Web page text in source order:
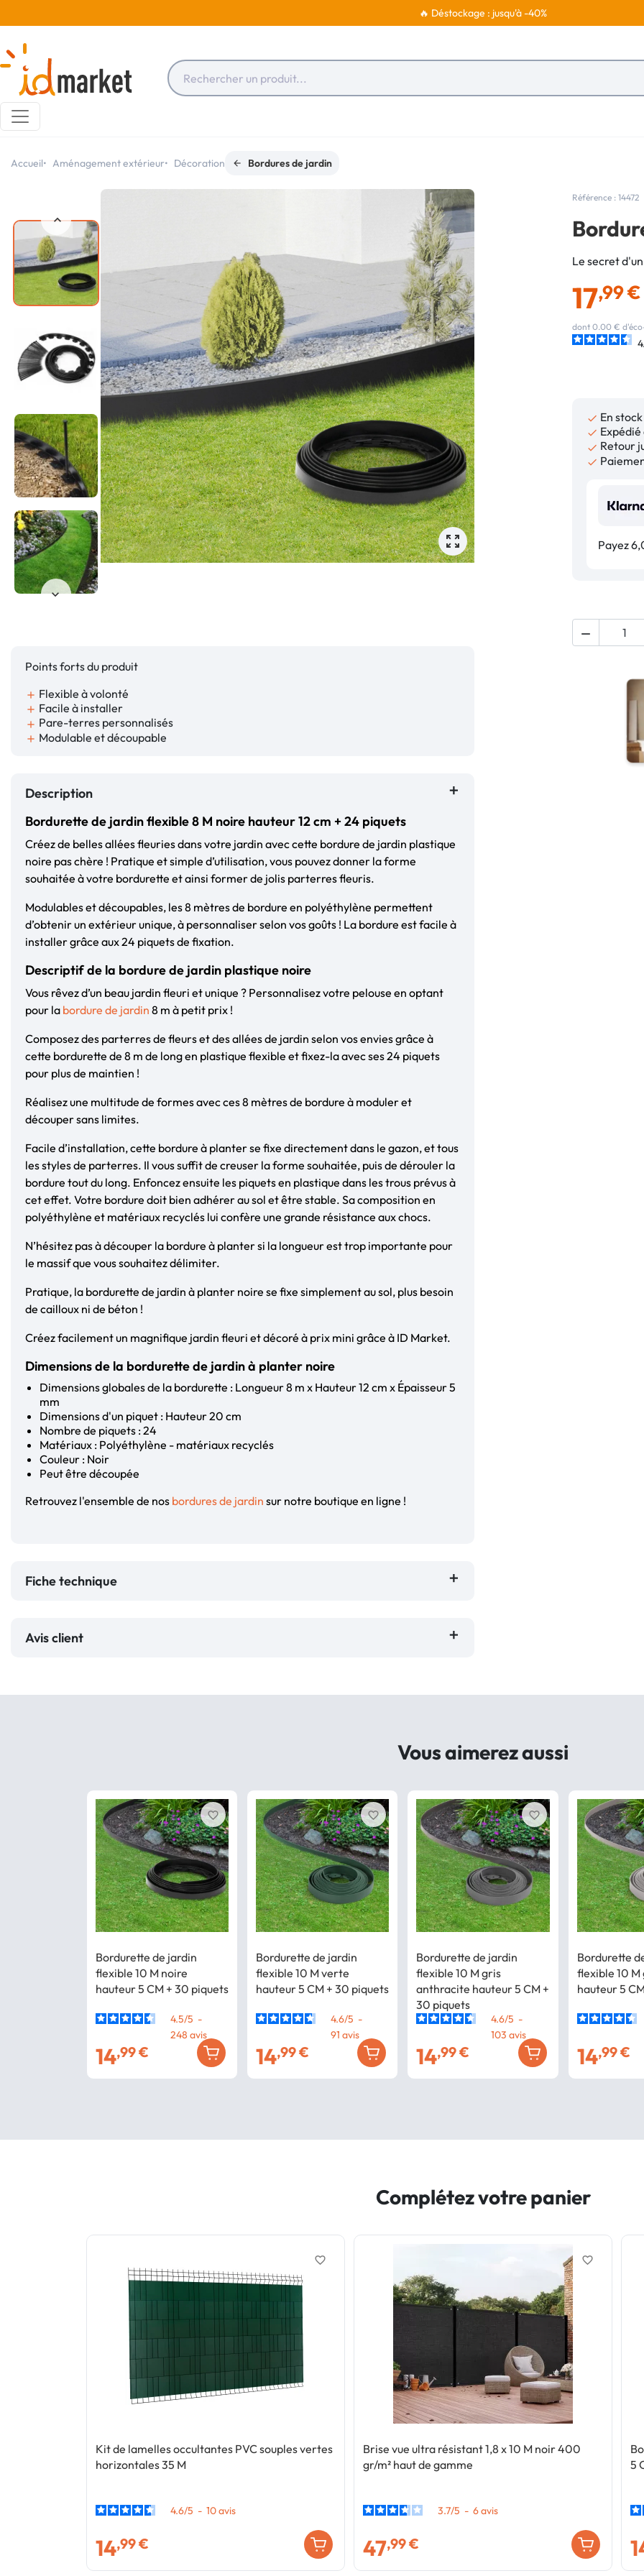
🔥 Déstockage : jusqu'à -40%
Accueil Aménagement extérieur Décoration Bordures de jardin
Points forts du produit
add Flexible à volonté
add Facile à installer
add Pare-terres personnalisés
add Modulable et découpable
Description
Bordurette de jardin flexible 8 M noire hauteur 12 cm + 24 piquets
Créez de belles allées fleuries dans votre jardin avec cette bordure de jardin plastique
noire pas chère ! Pratique et simple d’utilisation, vous pouvez donner la forme
souhaitée à votre bordurette et ainsi former de jolis parterres fleuris.
Modulables et découpables, les 8 mètres de bordure en polyéthylène permettent
d’obtenir un extérieur unique, à personnaliser selon vos goûts ! La bordure est facile à
installer grâce aux 24 piquets de fixation.
Descriptif de la bordure de jardin plastique noire
Vous rêvez d’un beau jardin fleuri et unique ? Personnalisez votre pelouse en optant
pour la bordure de jardin 8 m à petit prix !
Composez des parterres de fleurs et des allées de jardin selon vos envies grâce à
cette bordurette de 8 m de long en plastique flexible et fixez-la avec ses 24 piquets
pour plus de maintien !
Réalisez une multitude de formes avec ces 8 mètres de bordure à moduler et
découper sans limites.
Facile d’installation, cette bordure à planter se fixe directement dans le gazon, et tous
les styles de parterres. Il vous suffit de creuser la forme souhaitée, puis de dérouler la
bordure tout du long. Enfoncez ensuite les piquets en plastique dans les trous prévus à
cet effet. Votre bordure doit bien adhérer au sol et être stable. Sa composition en
polyéthylène et matériaux recyclés lui confère une grande résistance aux chocs.
N’hésitez pas à découper la bordure à planter si la longueur est trop importante pour
le massif que vous souhaitez délimiter.
Pratique, la bordurette de jardin à planter noire se fixe simplement au sol, plus besoin
de cailloux ni de béton !
Créez facilement un magnifique jardin fleuri et décoré à prix mini grâce à ID Market.
Dimensions de la bordurette de jardin à planter noire
Dimensions globales de la bordurette : Longueur 8 m x Hauteur 12 cm x Épaisseur 5
mm
Dimensions d'un piquet : Hauteur 20 cm
Nombre de piquets : 24
Matériaux : Polyéthylène - matériaux recyclés
Couleur : Noir
Peut être découpée
Retrouvez l'ensemble de nos bordures de jardin sur notre boutique en ligne !
Fiche technique
Avis client
Référence : 14472
Le secret
17,99 €
dont 0.00 €
 En stock

 Retour

Payez

Vous aimerez aussi
Bordurette de jardin
flexible 10 M noire
hauteur 5 CM + 30 piquets
4.5/5 -
248 avis
14,99 €
favorite_border
Bordurette de jardin
flexible 10 M verte
hauteur 5 CM + 30 piquets
4.6/5 -
91avis
14,99 €
favorite_border
Bordurette de jardin
flexible 10 M gris
anthracite hauteur 5 CM +
30 piquets
4.6/5 -
103avis
14,99 €
favorite_border
Bordurette
flexible 10 M
hauteur 5
14,99 €
Complétez votre panier
Kit de lamelles occultantes PVC souples vertes
horizontales 35 M
4.6/5 - 10avis
14,99 €
favorite_border
Brise vue ultra résistant 1,8 x 10 M noir 400
gr/m² haut de gamme
3.7/5 - 6avis
47,99 €
favorite_border
5